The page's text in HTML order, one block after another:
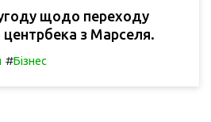
щодо переходу
центрбека з Марселя.
#Бізнес